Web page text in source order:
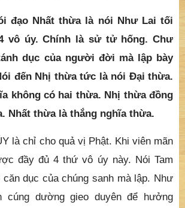
đạo Nhất thừa là nói Như Lai tối
vô úy. Chính là sử tử hống. Chư
dục của người đời mà lập bày
đến Nhị thừa tức là nói Đại thừa.
không có hai thừa. Nhị thừa đồng
Nhất thừa là thắng nghĩa thừa.
là chỉ cho quả vị Phật. Khi viên mãn
đầy đủ 4 thứ vô úy này. Nói Tam
dục của chúng sanh mà lập. Như
cúng dường gieo duyên để hưởng